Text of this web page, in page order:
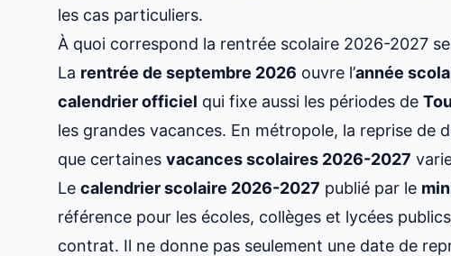
les cas particuliers.
À quoi correspond la rentrée scolaire 2026-2027
La rentrée de septembre 2026 ouvre l’année
calendrier officiel qui fixe aussi les périodes de
les grandes vacances. En métropole, la reprise de
que certaines vacances scolaires 2026-2027
Le calendrier scolaire 2026-2027 publié par le
référence pour les écoles, collèges et lycées
contrat. Il ne donne pas seulement une date de